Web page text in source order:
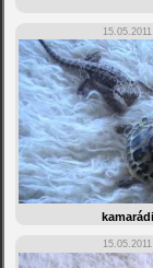
15.05.2011
kamarádi
15.05.2011